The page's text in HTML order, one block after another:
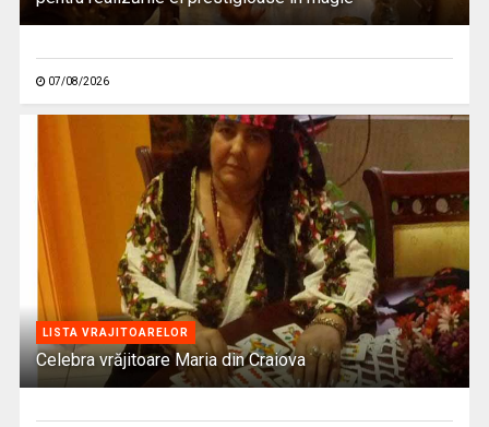
07/08/2026
LISTA VRAJITOARELOR
Celebra vrăjitoare Maria din Craiova